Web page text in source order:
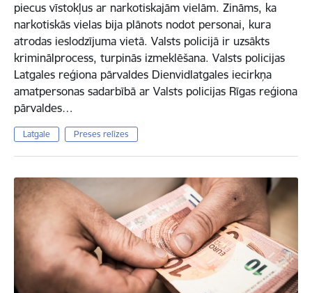
piecus vīstokļus ar narkotiskajām vielām. Zināms, ka
narkotiskās vielas bija plānots nodot personai, kura
atrodas ieslodzījuma vietā. Valsts policijā ir uzsākts
kriminālprocess, turpinās izmeklēšana. Valsts policijas
Latgales reģiona pārvaldes Dienvidlatgales iecirkņa
amatpersonas sadarbībā ar Valsts policijas Rīgas reģiona
pārvaldes…
Latgale Preses relīzes